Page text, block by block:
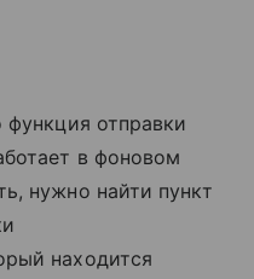
функция отправки
в фоновом
нужно найти пункт
находится